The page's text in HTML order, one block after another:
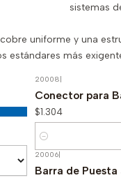
sistemas
uniforme y una
estándares más
20008|
Conector para
$1.304
Cantidad
20006|
Barra de